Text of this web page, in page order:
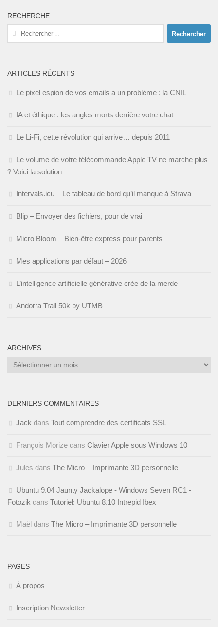
RECHERCHE
Rechercher :
ARTICLES RÉCENTS
Le pixel espion de vos emails a un problème : la CNIL
IA et éthique : les angles morts derrière votre chat
Le Li-Fi, cette révolution qui arrive… depuis 2011
Le volume de votre télécommande Apple TV ne marche plus
? Voici la solution
Intervals.icu – Le tableau de bord qu’il manque à Strava
Blip – Envoyer des fichiers, pour de vrai
Micro Bloom – Bien-être express pour parents
Mes applications par défaut – 2026
L’intelligence artificielle générative crée de la merde
Andorra Trail 50k by UTMB
ARCHIVES
Archives
DERNIERS COMMENTAIRES
Jack dans Tout comprendre des certificats SSL
François Morize dans Clavier Apple sous Windows 10
Jules dans The Micro – Imprimante 3D personnelle
Ubuntu 9.04 Jaunty Jackalope - Windows Seven RC1 -
Fotozik dans Tutoriel: Ubuntu 8.10 Intrepid Ibex
Maël dans The Micro – Imprimante 3D personnelle
PAGES
À propos
Inscription Newsletter